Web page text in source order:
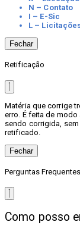
N – Contato
I – E-Sic
L –
Fechar
Retificação
Matéria que corrige
erro. É feita de
sendo corrigida,
retificado.
Fechar
Perguntas Frequentes
Como posso